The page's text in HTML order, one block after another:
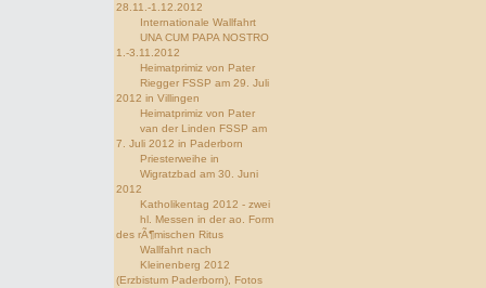
28.11.-1.12.2012
Internationale Wallfahrt
UNA CUM PAPA NOSTRO
1.-3.11.2012
Heimatprimiz von Pater
Riegger FSSP am 29. Juli
2012 in Villingen
Heimatprimiz von Pater
van der Linden FSSP am
7. Juli 2012 in Paderborn
Priesterweihe in
Wigratzbad am 30. Juni
2012
Katholikentag 2012 - zwei
hl. Messen in der ao. Form
des rÃ¶mischen Ritus
Wallfahrt nach
Kleinenberg 2012
(Erzbistum Paderborn), Fotos